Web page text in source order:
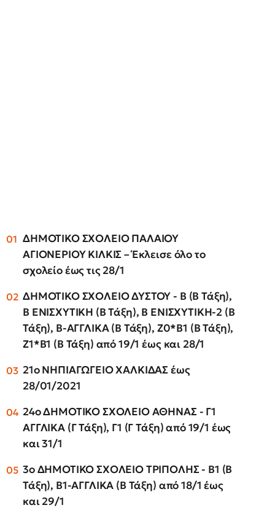
ΔΗΜΟΤΙΚΟ ΣΧΟΛΕΙΟ ΠΑΛΑΙΟΥ
ΑΓΙΟΝΕΡΙΟΥ ΚΙΛΚΙΣ – Έκλεισε όλο το
σχολείο έως τις 28/1
ΔΗΜΟΤΙΚΟ ΣΧΟΛΕΙΟ ΔΥΣΤΟΥ - Β (Β Τάξη),
Β ΕΝΙΣΧΥΤΙΚΗ (Β Τάξη), Β ΕΝΙΣΧΥΤΙΚΗ-2 (Β
Τάξη), Β-ΑΓΓΛΙΚΑ (Β Τάξη), Ζ0*Β1 (Β Τάξη),
Ζ1*Β1 (Β Τάξη) από 19/1 έως και 28/1
21ο ΝΗΠΙΑΓΩΓΕΙΟ ΧΑΛΚΙΔΑΣ έως
28/01/2021
24ο ΔΗΜΟΤΙΚΟ ΣΧΟΛΕΙΟ ΑΘΗΝΑΣ - Γ1
ΑΓΓΛΙΚΑ (Γ Τάξη), Γ1 (Γ Τάξη) από 19/1 έως
και 31/1
3ο ΔΗΜΟΤΙΚΟ ΣΧΟΛΕΙΟ ΤΡΙΠΟΛΗΣ - Β1 (Β
Τάξη), Β1-ΑΓΓΛΙΚΑ (Β Τάξη) από 18/1 έως
και 29/1